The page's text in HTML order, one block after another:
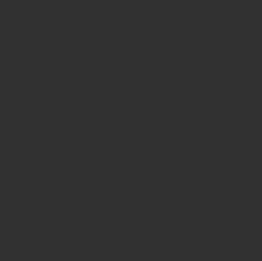
Cup e della Louis Vuitton Cup
sono stati presentati e la regata
baia, offrendo uno spettacolo di